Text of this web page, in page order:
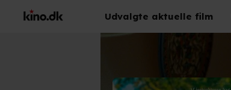
Udvalgte aktuelle film